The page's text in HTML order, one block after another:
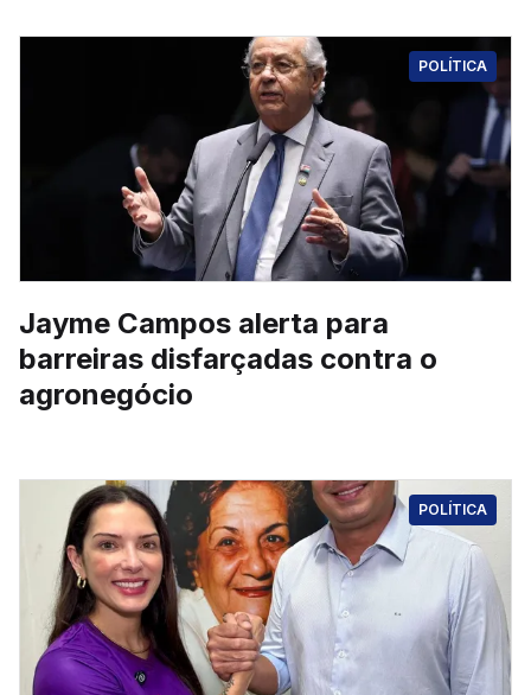
POLÍTICA
Jayme Campos alerta para
barreiras disfarçadas contra o
agronegócio
POLÍTICA